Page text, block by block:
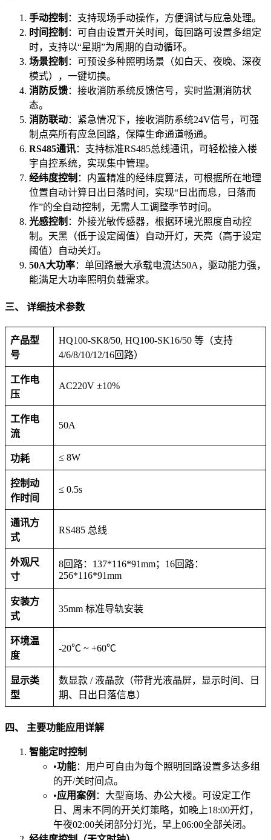
手动控制​ ​：支持现场手动操作，方便调试与应急处理。
时间控制​ ​：可自由设置开关时间，每回路可设置多组定
时，支持以“星期”为周期的自动循环。
场景控制​ ​：可预设多种照明场景（如白天、夜晚、深夜
模式），一键切换。
消防反馈​​：接收消防系统反馈信号，实时监测消防状
态。
消防联动​​：紧急情况下，接收消防系统24V信号，可强
制点亮所有应急回路，保障生命通道畅通。
RS485通讯​​：支持标准RS485总线通讯，可轻松接入楼
宇自控系统，实现集中管理。
经纬度控制​ ​：内置精准的经纬度算法，可根据所在地理
位置自动计算日出日落时间，实现“日出而息，日落而
作”的全自动控制，无需人工调整季节时间。
光感控制​ ​：外接光敏传感器，根据环境光照度自动控
制。天黑（低于设定阈值）自动开灯，天亮（高于设定
阈值）自动关灯。
50A大功率​​：单回路最大承载电流达50A，驱动能力强，
能满足大功率照明负载需求。
​三、 详细技术参数​
​产品型
号​
HQ100-SK8/50, HQ100-SK16/50 等（支持
4/6/8/10/12/16回路）
​工作电
压​
AC220V ±10%
​工作电
流​
50A
​功耗​ ≤ 8W
​控制动
作时间​
≤ 0.5s
​通讯方
式​
RS485 总线
​外观尺
寸​
8回路：137*116*91mm；16回路：
256*116*91mm
​安装方
式​
35mm 标准导轨安装
​环境温
度​
-20℃ ~ +60℃
​显示类
型​
数显款 / 液晶款（带背光液晶屏，显示时间、日
期、日出日落信息）
四、 主要功能应用详解​
智能定时控制​
•​​功能​​：用户可自由为每个照明回路设置多达多组
的开/关时间点。
•​​应用案例​ ​：大型商场、办公大楼。可设定工作
日、周末不同的开关灯策略，如晚上18:00开灯，
午夜02:00关闭部分灯光，早上06:00全部关闭。